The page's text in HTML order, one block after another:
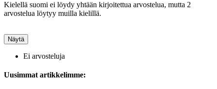
Kielellä suomi ei löydy yhtään kirjoitettua arvostelua, mutta 2
arvostelua löytyy muilla kielillä.
Näytä
Ei arvosteluja
Uusimmat artikkelimme: